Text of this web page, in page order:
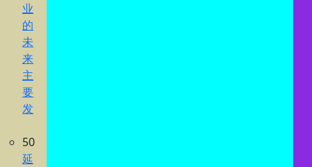
业
的
未
来
主
要
发
50
延